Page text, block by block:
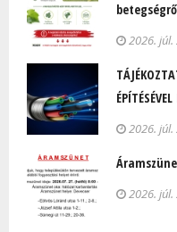
2026. júl.
2026. júl.
2026. júl.